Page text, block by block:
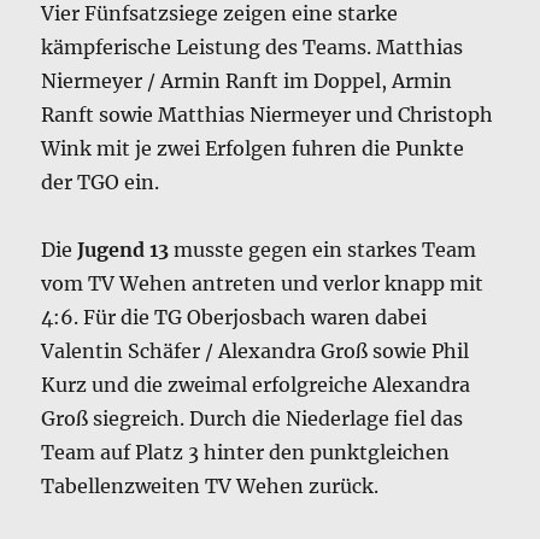
Vier Fünfsatzsiege zeigen eine starke
kämpferische Leistung des Teams. Matthias
Niermeyer / Armin Ranft im Doppel, Armin
Ranft sowie Matthias Niermeyer und Christoph
Wink mit je zwei Erfolgen fuhren die Punkte
der TGO ein.
DieJugend 13 musste gegen ein starkes Team
vom TV Wehen antreten und verlor knapp mit
4:6. Für die TG Oberjosbach waren dabei
Valentin Schäfer / Alexandra Groß sowie Phil
Kurz und die zweimal erfolgreiche Alexandra
Groß siegreich. Durch die Niederlage fiel das
Team auf Platz 3 hinter den punktgleichen
Tabellenzweiten TV Wehen zurück.